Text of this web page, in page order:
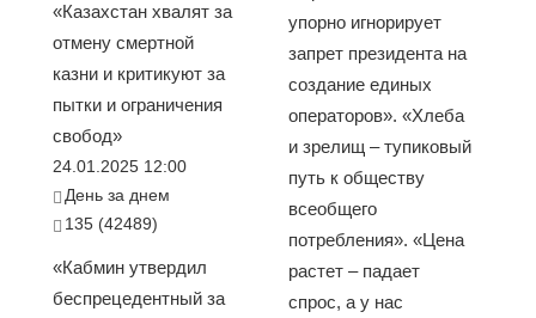
«Казахстан хвалят за
отмену смертной
казни и критикуют за
пытки и ограничения
свобод»
24.01.2025 12:00
День за днем
135 (42489)
«Кабмин утвердил
беспрецедентный за
упорно игнорирует
запрет президента на
создание единых
операторов». «Хлеба
и зрелищ – тупиковый
путь к обществу
всеобщего
потребления». «Цена
растет – падает
спрос, а у нас